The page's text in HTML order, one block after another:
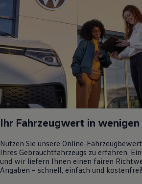
Ihr Fahrzeugwert in wenigen
Nutzen Sie unsere Online-
Ihres Gebrauchtfahrzeugs zu erfahren.
und wir liefern Ihnen einen fairen
Angaben – schnell, einfach und kostenfrei!